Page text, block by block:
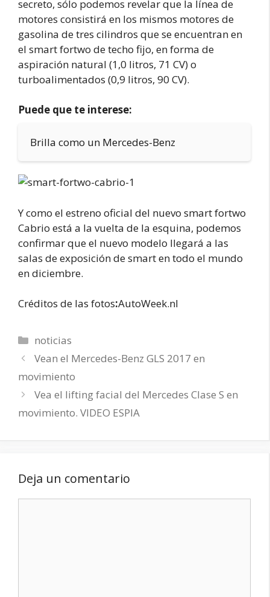
secreto, sólo podemos revelar que la línea de
motores consistirá en los mismos motores de
gasolina de tres cilindros que se encuentran en
el smart fortwo de techo fijo, en forma de
aspiración natural (1,0 litros, 71 CV) o
turboalimentados (0,9 litros, 90 CV).
Puede que te interese:
Brilla como un Mercedes-Benz
Y como el estreno oficial del nuevo smart fortwo
Cabrio está a la vuelta de la esquina, podemos
confirmar que el nuevo modelo llegará a las
salas de exposición de smart en todo el mundo
en diciembre.
Créditos de las fotos:AutoWeek.nl
Categorías
noticias
Vean el Mercedes-Benz GLS 2017 en
movimiento
Vea el lifting facial del Mercedes Clase S en
movimiento. VIDEO ESPIA
Deja un comentario